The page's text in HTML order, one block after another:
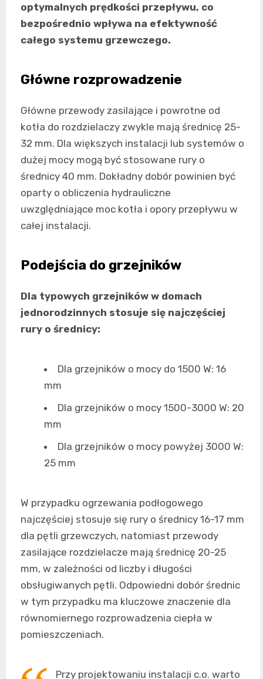
optymalnych prędkości przepływu, co
bezpośrednio wpływa na efektywność
całego systemu grzewczego.
Główne rozprowadzenie
Główne przewody zasilające i powrotne od
kotła do rozdzielaczy zwykle mają średnicę 25-
32 mm. Dla większych instalacji lub systemów o
dużej mocy mogą być stosowane rury o
średnicy 40 mm. Dokładny dobór powinien być
oparty o obliczenia hydrauliczne
uwzględniające moc kotła i opory przepływu w
całej instalacji.
Podejścia do grzejników
Dla typowych grzejników w domach
jednorodzinnych stosuje się najczęściej
rury o średnicy:
Dla grzejników o mocy do 1500 W: 16
mm
Dla grzejników o mocy 1500-3000 W: 20
mm
Dla grzejników o mocy powyżej 3000 W:
25 mm
W przypadku ogrzewania podłogowego
najczęściej stosuje się rury o średnicy 16-17 mm
dla pętli grzewczych, natomiast przewody
zasilające rozdzielacze mają średnicę 20-25
mm, w zależności od liczby i długości
obsługiwanych pętli. Odpowiedni dobór średnic
w tym przypadku ma kluczowe znaczenie dla
równomiernego rozprowadzenia ciepła w
pomieszczeniach.
Przy projektowaniu instalacji c.o. warto